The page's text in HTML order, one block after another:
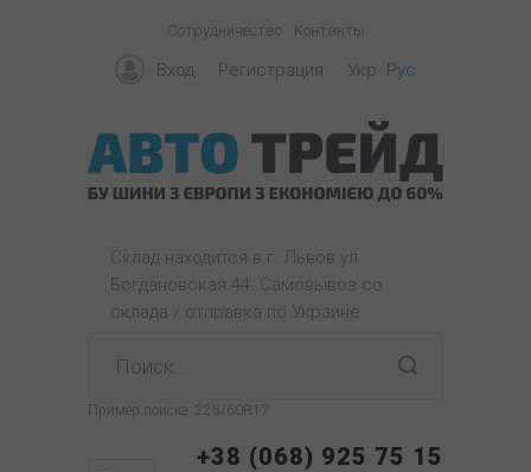
Сотрудничество Контакты
Вход Регистрация Укр Рус
Склад находится в г. Львов ул
Богдановская 44. Самовывоз со
склада / отправка по Украине
Пример поиска: 225/60R17
+38 (068) 925 75 15